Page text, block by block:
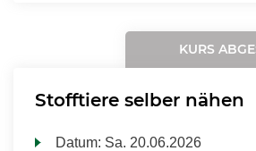
KURS
Stofftiere selber nähen
Datum: Sa. 20.06.2026